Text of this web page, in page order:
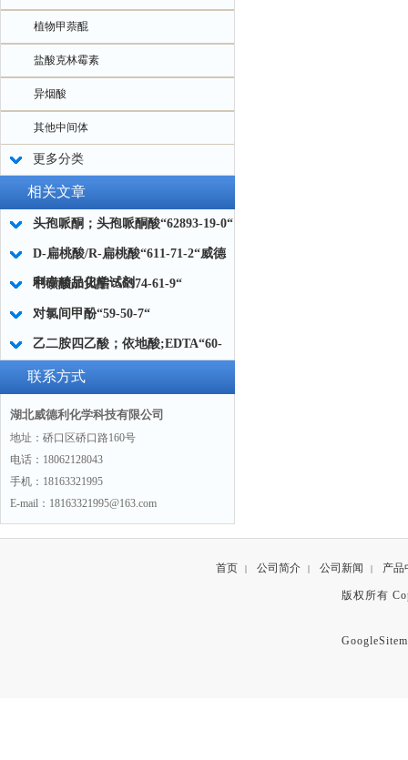
植物甲萘醌
盐酸克林霉素
异烟酸
其他中间体
更多分类
相关文章
头孢哌酮；头孢哌酮酸“62893-19-0“
D-扁桃酸/R-扁桃酸“611-71-2“威德
利专精品化学试剂
甲磺酸加贝酯“56974-61-9“
对氯间甲酚“59-50-7“
乙二胺四乙酸；依地酸;EDTA“60-
00-4“
联系方式
湖北威德利化学科技有限公司
地址：硚口区硚口路160号
电话：18062128043
手机：18163321995
E-mail：18163321995@163.com
首页 | 公司简介 | 公司新闻 | 产品
版权所有